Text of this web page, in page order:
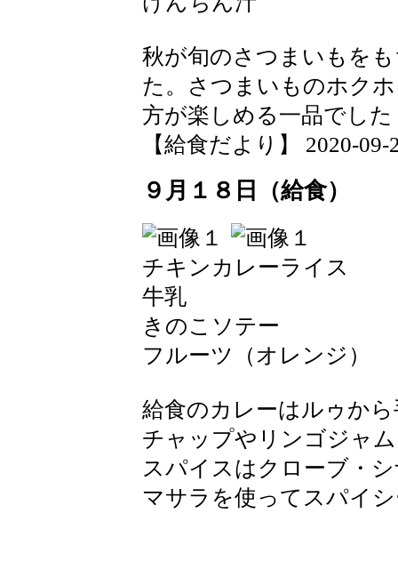
秋が旬のさつまいもを
た。さつまいものホク
方が楽しめる一品でした
【給食だより】 2020-09-
９月１８日（給食）
チキンカレーライス
牛乳
きのこソテー
フルーツ（オレンジ）
給食のカレーはルゥか
チャップやリンゴジャ
スパイスはクローブ・
マサラを使ってスパイ